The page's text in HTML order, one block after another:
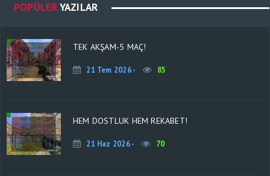
POPÜLERYAZILAR
TEK AKŞAM-5 MAÇ!
21 Tem 2026 - 85
HEM DOSTLUK HEM REKABET!
21 Haz 2026 - 70